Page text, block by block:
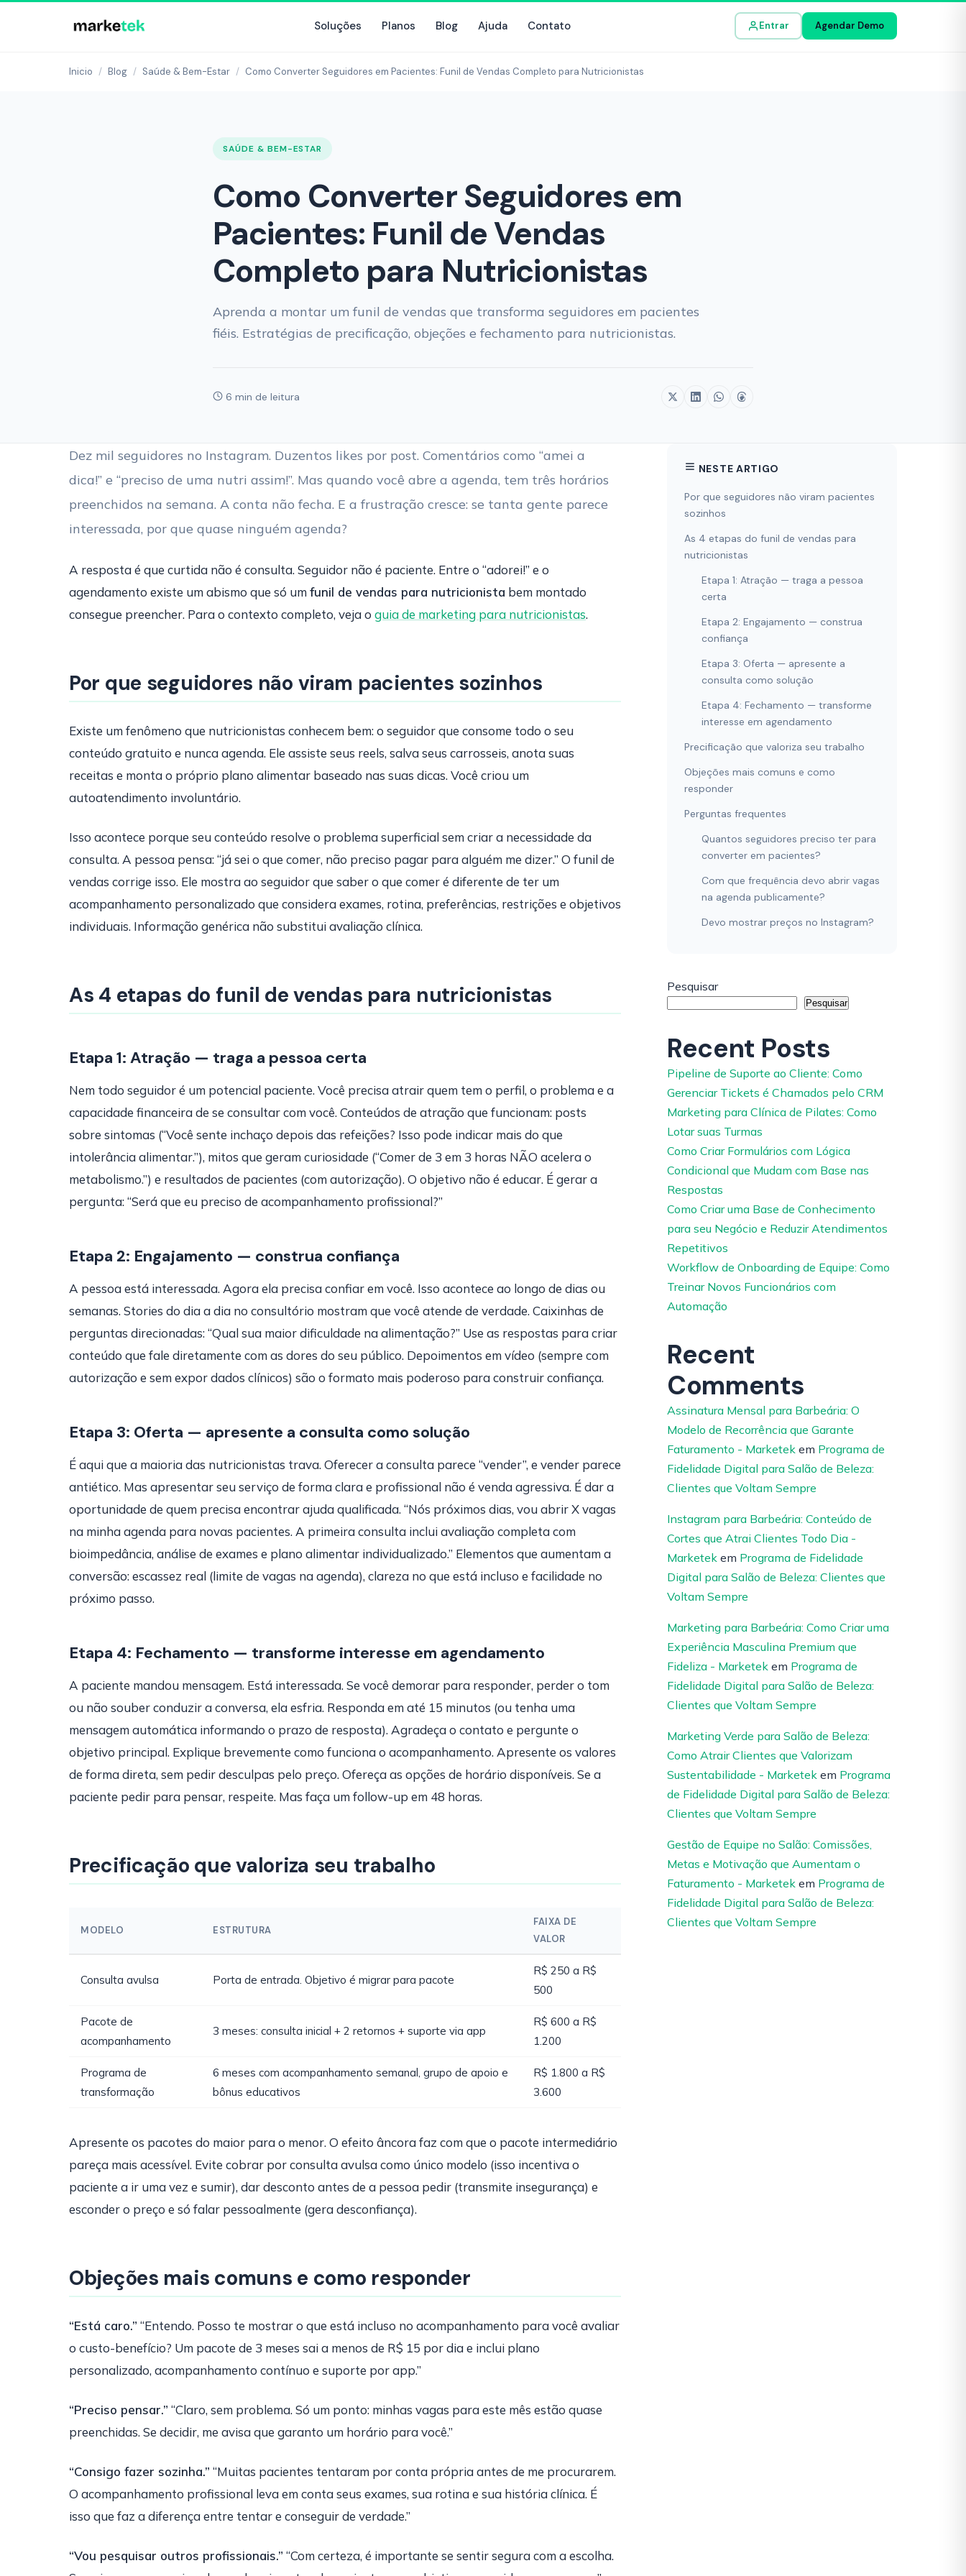
Soluções Planos Blog Ajuda Contato Entrar Agendar Demo
Inicio / Blog / Saúde & Bem-Estar / Como Converter Seguidores em Pacientes: Funil de Vendas Completo para Nutricionistas
SAÚDE & BEM-ESTAR
Como Converter Seguidores em
Pacientes: Funil de Vendas
Completo para Nutricionistas
Aprenda a montar um funil de vendas que transforma seguidores em pacientes
fiéis. Estratégias de precificação, objeções e fechamento para nutricionistas.
6 min de leitura
Dez mil seguidores no Instagram. Duzentos likes por post. Comentários como “amei a
dica!” e “preciso de uma nutri assim!”. Mas quando você abre a agenda, tem três horários
preenchidos na semana. A conta não fecha. E a frustração cresce: se tanta gente parece
interessada, por que quase ninguém agenda?
A resposta é que curtida não é consulta. Seguidor não é paciente. Entre o “adorei!” e o
agendamento existe um abismo que só um funil de vendas para nutricionista bem montado
consegue preencher. Para o contexto completo, veja o guia de marketing para nutricionistas.
Por que seguidores não viram pacientes sozinhos
Existe um fenômeno que nutricionistas conhecem bem: o seguidor que consome todo o seu
conteúdo gratuito e nunca agenda. Ele assiste seus reels, salva seus carrosseis, anota suas
receitas e monta o próprio plano alimentar baseado nas suas dicas. Você criou um
autoatendimento involuntário.
Isso acontece porque seu conteúdo resolve o problema superficial sem criar a necessidade da
consulta. A pessoa pensa: “já sei o que comer, não preciso pagar para alguém me dizer.” O funil de
vendas corrige isso. Ele mostra ao seguidor que saber o que comer é diferente de ter um
acompanhamento personalizado que considera exames, rotina, preferências, restrições e objetivos
individuais. Informação genérica não substitui avaliação clínica.
As 4 etapas do funil de vendas para nutricionistas
Etapa 1: Atração — traga a pessoa certa
Nem todo seguidor é um potencial paciente. Você precisa atrair quem tem o perfil, o problema e a
capacidade financeira de se consultar com você. Conteúdos de atração que funcionam: posts
sobre sintomas (“Você sente inchaço depois das refeições? Isso pode indicar mais do que
intolerância alimentar.”), mitos que geram curiosidade (“Comer de 3 em 3 horas NÃO acelera o
metabolismo.”) e resultados de pacientes (com autorização). O objetivo não é educar. É gerar a
pergunta: “Será que eu preciso de acompanhamento profissional?”
Etapa 2: Engajamento — construa confiança
A pessoa está interessada. Agora ela precisa confiar em você. Isso acontece ao longo de dias ou
semanas. Stories do dia a dia no consultório mostram que você atende de verdade. Caixinhas de
perguntas direcionadas: “Qual sua maior dificuldade na alimentação?” Use as respostas para criar
conteúdo que fale diretamente com as dores do seu público. Depoimentos em vídeo (sempre com
autorização e sem expor dados clínicos) são o formato mais poderoso para construir confiança.
Etapa 3: Oferta — apresente a consulta como solução
É aqui que a maioria das nutricionistas trava. Oferecer a consulta parece “vender”, e vender parece
antiético. Mas apresentar seu serviço de forma clara e profissional não é venda agressiva. É dar a
oportunidade de quem precisa encontrar ajuda qualificada. “Nós próximos dias, vou abrir X vagas
na minha agenda para novas pacientes. A primeira consulta inclui avaliação completa com
bioimpedância, análise de exames e plano alimentar individualizado.” Elementos que aumentam a
conversão: escassez real (limite de vagas na agenda), clareza no que está incluso e facilidade no
próximo passo.
Etapa 4: Fechamento — transforme interesse em agendamento
A paciente mandou mensagem. Está interessada. Se você demorar para responder, perder o tom
ou não souber conduzir a conversa, ela esfria. Responda em até 15 minutos (ou tenha uma
mensagem automática informando o prazo de resposta). Agradeça o contato e pergunte o
objetivo principal. Explique brevemente como funciona o acompanhamento. Apresente os valores
de forma direta, sem pedir desculpas pelo preço. Ofereça as opções de horário disponíveis. Se a
paciente pedir para pensar, respeite. Mas faça um follow-up em 48 horas.
Precificação que valoriza seu trabalho
MODELO ESTRUTURA
FAIXA DE
VALOR
Consulta avulsa Porta de entrada. Objetivo é migrar para pacote
R$ 250 a R$
500
Pacote de
acompanhamento
3 meses: consulta inicial + 2 retornos + suporte via app
R$ 600 a R$
1.200
Programa de
transformação
6 meses com acompanhamento semanal, grupo de apoio e
bônus educativos
R$ 1.800 a R$
3.600
Apresente os pacotes do maior para o menor. O efeito âncora faz com que o pacote intermediário
pareça mais acessível. Evite cobrar por consulta avulsa como único modelo (isso incentiva o
paciente a ir uma vez e sumir), dar desconto antes de a pessoa pedir (transmite insegurança) e
esconder o preço e só falar pessoalmente (gera desconfiança).
Objeções mais comuns e como responder
“Está caro.” “Entendo. Posso te mostrar o que está incluso no acompanhamento para você avaliar
o custo-benefício? Um pacote de 3 meses sai a menos de R$ 15 por dia e inclui plano
personalizado, acompanhamento contínuo e suporte por app.”
“Preciso pensar.” “Claro, sem problema. Só um ponto: minhas vagas para este mês estão quase
preenchidas. Se decidir, me avisa que garanto um horário para você.”
“Consigo fazer sozinha.” “Muitas pacientes tentaram por conta própria antes de me procurarem.
O acompanhamento profissional leva em conta seus exames, sua rotina e sua história clínica. É
isso que faz a diferença entre tentar e conseguir de verdade.”
“Vou pesquisar outros profissionais.” “Com certeza, é importante se sentir segura com a escolha.
NESTE ARTIGO
Por que seguidores não viram pacientes
sozinhos
As 4 etapas do funil de vendas para
nutricionistas
Etapa 1: Atração — traga a pessoa
certa
Etapa 2: Engajamento — construa
confiança
Etapa 3: Oferta — apresente a
consulta como solução
Etapa 4: Fechamento — transforme
interesse em agendamento
Precificação que valoriza seu trabalho
Objeções mais comuns e como
responder
Perguntas frequentes
Quantos seguidores preciso ter para
converter em pacientes?
Com que frequência devo abrir vagas
na agenda publicamente?
Devo mostrar preços no Instagram?
Pesquisar
Pesquisar
Recent Posts
Pipeline de Suporte ao Cliente: Como
Gerenciar Tickets é Chamados pelo CRM
Marketing para Clínica de Pilates: Como
Lotar suas Turmas
Como Criar Formulários com Lógica
Condicional que Mudam com Base nas
Respostas
Como Criar uma Base de Conhecimento
para seu Negócio e Reduzir Atendimentos
Repetitivos
Workflow de Onboarding de Equipe: Como
Treinar Novos Funcionários com
Automação
Recent
Comments
Assinatura Mensal para Barbeária: O
Modelo de Recorrência que Garante
Faturamento - Marketek em Programa de
Fidelidade Digital para Salão de Beleza:
Clientes que Voltam Sempre
Instagram para Barbeária: Conteúdo de
Cortes que Atrai Clientes Todo Dia -
Marketek em Programa de Fidelidade
Digital para Salão de Beleza: Clientes que
Voltam Sempre
Marketing para Barbeária: Como Criar uma
Experiência Masculina Premium que
Fideliza - Marketek em Programa de
Fidelidade Digital para Salão de Beleza:
Clientes que Voltam Sempre
Marketing Verde para Salão de Beleza:
Como Atrair Clientes que Valorizam
Sustentabilidade - Marketek em Programa
de Fidelidade Digital para Salão de Beleza:
Clientes que Voltam Sempre
Gestão de Equipe no Salão: Comissões,
Metas e Motivação que Aumentam o
Faturamento - Marketek em Programa de
Fidelidade Digital para Salão de Beleza:
Clientes que Voltam Sempre